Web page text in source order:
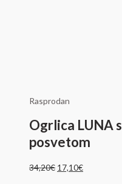
Rasprodan
Ogrlica LUNA s
posvetom
34,20€ 17,10€